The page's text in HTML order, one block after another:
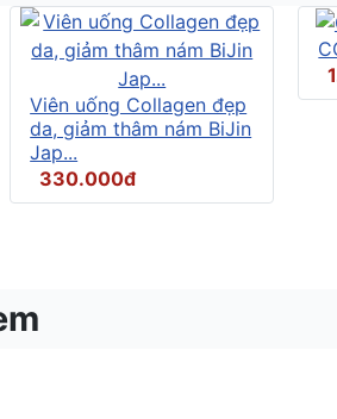
Viên uống Collagen đẹp
da, giảm thâm nám BiJin
Jap...
330.000đ